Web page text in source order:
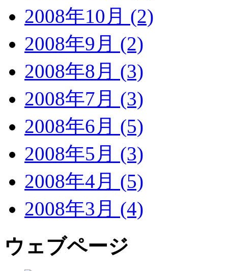
2008年10月 (2)
2008年9月 (2)
2008年8月 (3)
2008年7月 (3)
2008年6月 (5)
2008年5月 (3)
2008年4月 (5)
2008年3月 (4)
ウェブページ